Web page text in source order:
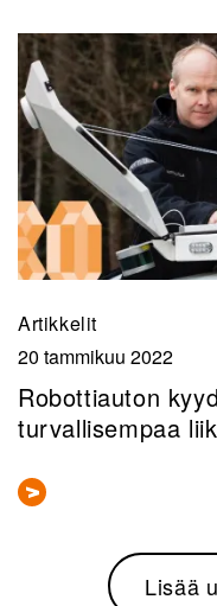
Artikkelit
20 tammikuu 2022
Robottiauton
turvallisempaa
Lisää